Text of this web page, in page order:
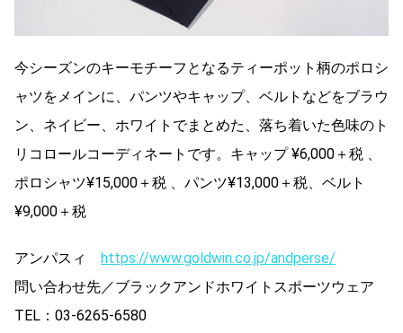
今シーズンのキーモチーフとなるティーポット柄のポロシ
ャツをメインに、パンツやキャップ、ベルトなどをブラウ
ン、ネイビー、ホワイトでまとめた、落ち着いた色味のト
リコロールコーディネートです。キャップ ¥6,000＋税 、
ポロシャツ¥15,000＋税 、パンツ¥13,000＋税、ベルト
¥9,000＋税
アンパスィ https://www.goldwin.co.jp/andperse/
問い合わせ先／ブラックアンドホワイトスポーツウェア
TEL：03-6265-6580